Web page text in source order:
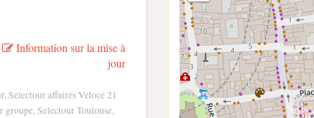
Information sur la mise à
jour
Selectour affaires Veloce 21
groupe, Selectour Toulouse,